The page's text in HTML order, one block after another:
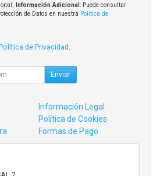
Información Adicional : Puede consultar
de Datos en nuestra Política de
de Privacidad
Enviar
Información Legal
Política de Cookies
Formas de Pago